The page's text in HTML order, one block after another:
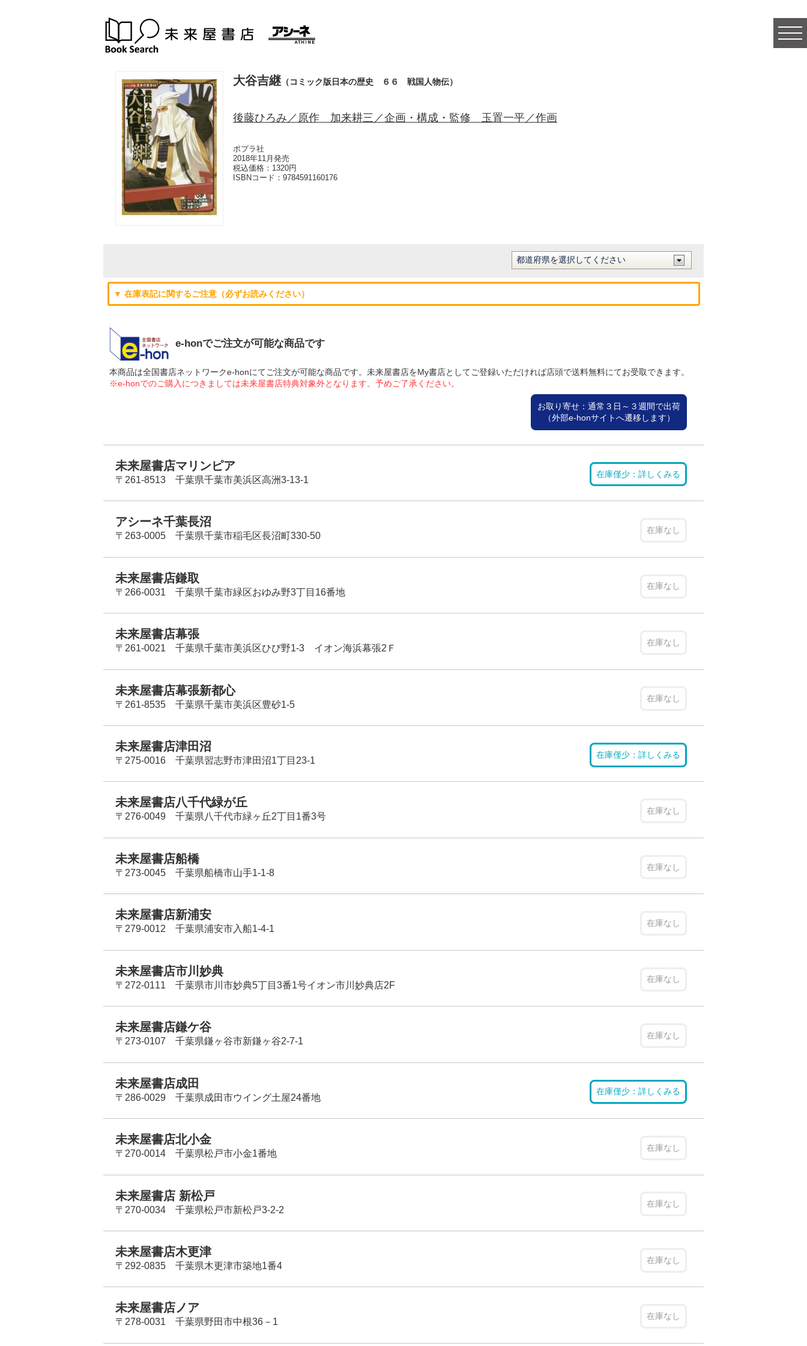
大谷吉継 （コミック版日本の歴史 ６６ 戦国人物伝）
後藤ひろみ／原作 加来耕三／企画・構成・監修 玉置一平／作画
ポプラ社
2018年11月発売
税込価格：1320円
ISBNコード： 9784591160176
▼ 在庫表記に関するご注意（必ずお読みください）
e-honでご注文が可能な商品です
本商品は全国書店ネットワークe-honにてご注文が可能な商品です。未来屋書店をMy書店としてご登録いただければ店頭で送料無料にてお受取できます。
※e-honでのご購入につきましては未来屋書店特典対象外となります。予めご了承ください。
お取り寄せ：通常３日～３週間で出荷
（外部e-honサイトへ遷移します）
未来屋書店マリンピア
〒261-8513 千葉県千葉市美浜区高洲3-13-1
在庫僅少：詳しくみる
アシーネ千葉長沼
〒263-0005 千葉県千葉市稲毛区長沼町330-50
在庫なし
未来屋書店鎌取
〒266-0031 千葉県千葉市緑区おゆみ野3丁目16番地
在庫なし
未来屋書店幕張
〒261-0021 千葉県千葉市美浜区ひび野1-3 イオン海浜幕張2Ｆ
在庫なし
未来屋書店幕張新都心
〒261-8535 千葉県千葉市美浜区豊砂1-5
在庫なし
未来屋書店津田沼
〒275-0016 千葉県習志野市津田沼1丁目23-1
在庫僅少：詳しくみる
未来屋書店八千代緑が丘
〒276-0049 千葉県八千代市緑ヶ丘2丁目1番3号
在庫なし
未来屋書店船橋
〒273-0045 千葉県船橋市山手1-1-8
在庫なし
未来屋書店新浦安
〒279-0012 千葉県浦安市入船1-4-1
在庫なし
未来屋書店市川妙典
〒272-0111 千葉県市川市妙典5丁目3番1号イオン市川妙典店2F
在庫なし
未来屋書店鎌ケ谷
〒273-0107 千葉県鎌ヶ谷市新鎌ヶ谷2-7-1
在庫なし
未来屋書店成田
〒286-0029 千葉県成田市ウイング土屋24番地
在庫僅少：詳しくみる
未来屋書店北小金
〒270-0014 千葉県松戸市小金1番地
在庫なし
未来屋書店 新松戸
〒270-0034 千葉県松戸市新松戸3-2-2
在庫なし
未来屋書店木更津
〒292-0835 千葉県木更津市築地1番4
在庫なし
未来屋書店ノア
〒278-0031 千葉県野田市中根36－1
在庫なし